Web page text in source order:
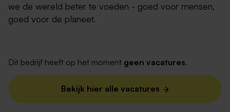
we de wereld beter te voeden - goed voor mensen,
goed voor de planeet.
Dit bedrijf heeft op het moment geen vacatures.
Bekijk hier alle vacatures